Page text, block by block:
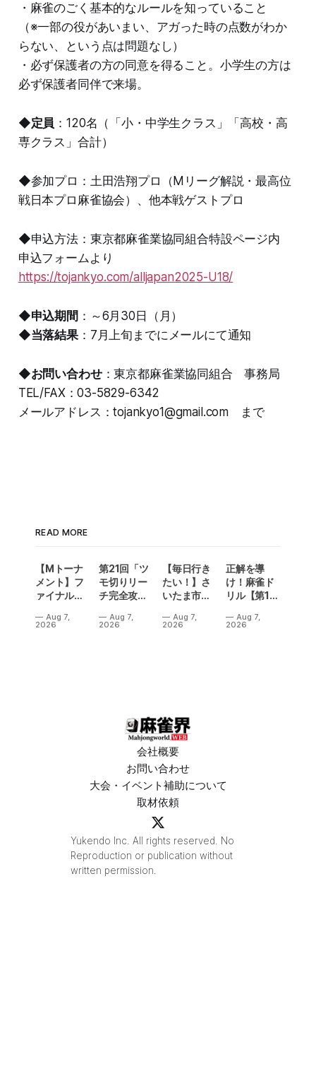
・麻雀のごく基本的なルールを知っていること
（※一部の役があいまい、アガった時の点数がわか
らない、という点は問題なし）
・必ず保護者の方の同意を得ること。小学生の方は
必ず保護者同伴で来場。
◆定員 ：120名（「小・中学生クラス」「高校・高
専クラス」合計）
◆参加プロ：土田浩翔プロ（Mリーグ解説・最高位
戦日本プロ麻雀協会）、他本戦ゲストプロ
◆申込方法：東京都麻雀業協同組合特設ページ内
申込フォームより
https://tojankyo.com/alljapan2025-U18/
◆申込期間 ：～6月30日（月）
◆当落結果：7月上旬までにメールにて通知
◆お問い合わせ：東京都麻雀業協同組合 事務局
TEL/FAX：03-5829-6342
メールアドレス：tojankyo1@gmail.com まで
READ MORE
【Mトーナ
メント】フ
ァイナル／2
ニバル！東
Aug 7,
2026
第21回「ツ
モ切りリー
チ完全攻
Aug 7,
2026
【毎日行き
たい！】さ
いたま市に
誕生！？
Aug 7,
2026
正解を導
け！麻雀ド
リル【第14
Aug 7,
2026
会社概要
お問い合わせ
大会・イベント補助について
取材依頼
Yukendo Inc. All rights reserved. No
Reproduction or publication without
written permission.